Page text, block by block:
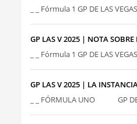
_ _ Fórmula 1 GP DE LAS
GP LAS V 2025 | NOTA SOBRE
_ _ Fórmula 1 GP DE LAS
GP LAS V 2025 | LA
_ _ FÓRMULA UNO GP DE